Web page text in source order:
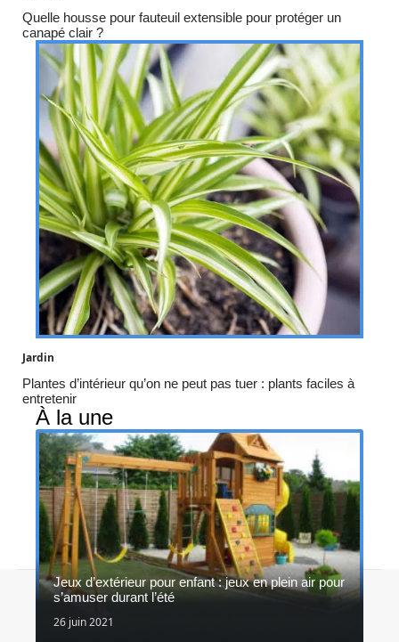
Quelle housse pour fauteuil extensible pour protéger un
canapé clair ?
Jardin
Plantes d’intérieur qu’on ne peut pas tuer : plants faciles à
entretenir
À la une
Jeux d’extérieur pour enfant : jeux en plein air pour
s’amuser durant l’été
26 juin 2021
Contact Mentions légales Sitemap